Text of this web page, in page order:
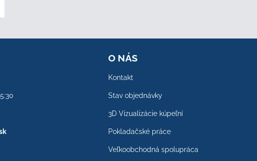
O NÁS
Kontakt
Stav objednávky
3D Vizualizácie kúpeľní
Pokladačské práce
Veľkoobchodná spolupráca